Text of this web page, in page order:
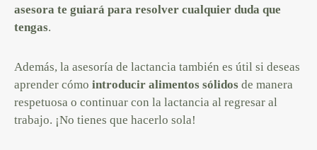
asesora te guiará para resolver cualquier duda que
tengas.
Además, la asesoría de lactancia también es útil si deseas
aprender cómo introducir alimentos sólidos de manera
respetuosa o continuar con la lactancia al regresar al
trabajo. ¡No tienes que hacerlo sola!